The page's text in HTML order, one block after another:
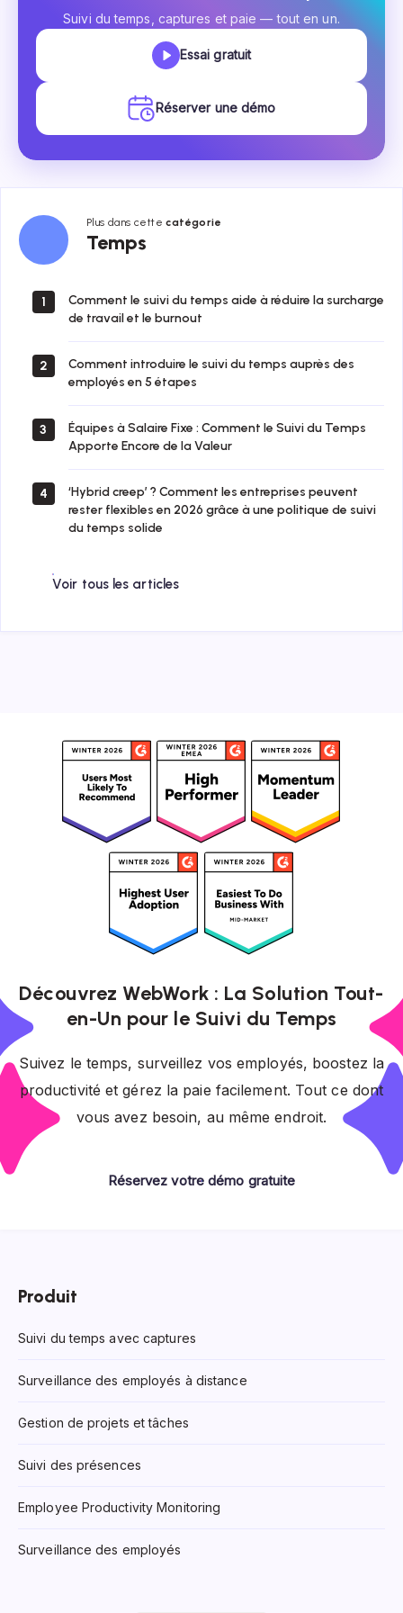
Suivi du temps, captures et paie — tout en un.
Essai gratuit
Réserver une démo
Plus dans cettecatégorie
Temps
Temps
1
Comment le suivi du temps aide à réduire la surcharge
de travail et le burnout
2
Comment introduire le suivi du temps auprès des
employés en 5 étapes
3
Équipes à Salaire Fixe : Comment le Suivi du Temps
Apporte Encore de la Valeur
4
‘Hybrid creep’ ? Comment les entreprises peuvent
rester flexibles en 2026 grâce à une politique de suivi
du temps solide
Voir tous les articles
Découvrez WebWork : La Solution Tout-
en-Un pour le Suivi du Temps
Suivez le temps, surveillez vos employés, boostez la
productivité et gérez la paie facilement. Tout ce dont
vous avez besoin, au même endroit.
Réservez votre démo gratuite
Produit
Suivi du temps avec captures
Surveillance des employés à distance
Gestion de projets et tâches
Suivi des présences
Employee Productivity Monitoring
Surveillance des employés